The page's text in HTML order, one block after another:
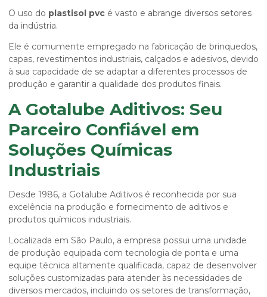
O uso do plastisol pvc é vasto e abrange diversos setores
da indústria.
Ele é comumente empregado na fabricação de brinquedos,
capas, revestimentos industriais, calçados e adesivos, devido
à sua capacidade de se adaptar a diferentes processos de
produção e garantir a qualidade dos produtos finais.
A Gotalube Aditivos: Seu
Parceiro Confiável em
Soluções Químicas
Industriais
Desde 1986, a Gotalube Aditivos é reconhecida por sua
excelência na produção e fornecimento de aditivos e
produtos químicos industriais.
Localizada em São Paulo, a empresa possui uma unidade
de produção equipada com tecnologia de ponta e uma
equipe técnica altamente qualificada, capaz de desenvolver
soluções customizadas para atender às necessidades de
diversos mercados, incluindo os setores de transformação,